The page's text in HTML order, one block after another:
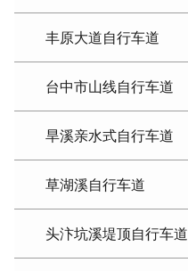
丰原大道自行车道
台中市山线自行车道
旱溪亲水式自行车道
草湖溪自行车道
头汴坑溪堤顶自行车道